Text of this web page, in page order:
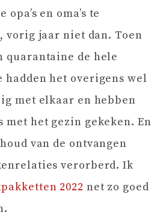
en oma’s te
vorig jaar niet dan. Toen
quarantaine de hele
hadden het overigens wel
met elkaar en hebben
met het gezin gekeken. En
van de ontvangen
verorberd. Ik
2022 net zo goed